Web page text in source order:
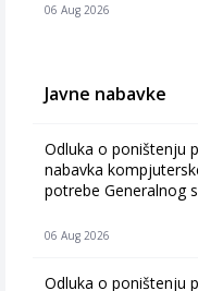
06 Aug 2026
Javne nabavke
Odluka o poništenju
nabavka
potrebe Generalnog
06 Aug 2026
Odluka o poništenju